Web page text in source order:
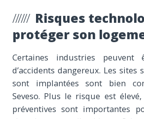
Risques
protéger son
Certaines industries peuvent
d’accidents dangereux. Les sites
sont implantées sont bien
Seveso. Plus le risque est
préventives sont importantes